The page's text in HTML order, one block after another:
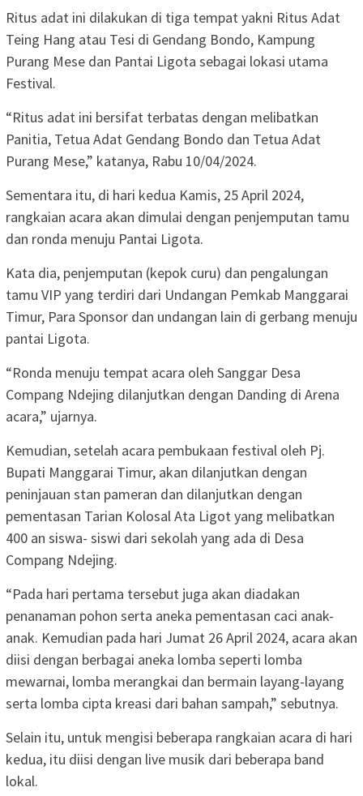
Ritus adat ini dilakukan di tiga tempat yakni Ritus Adat
Teing Hang atau Tesi di Gendang Bondo, Kampung
Purang Mese dan Pantai Ligota sebagai lokasi utama
Festival.
“Ritus adat ini bersifat terbatas dengan melibatkan
Panitia, Tetua Adat Gendang Bondo dan Tetua Adat
Purang Mese,” katanya, Rabu 10/04/2024.
Sementara itu, di hari kedua Kamis, 25 April 2024,
rangkaian acara akan dimulai dengan penjemputan tamu
dan ronda menuju Pantai Ligota.
Kata dia, penjemputan (kepok curu) dan pengalungan
tamu VIP yang terdiri dari Undangan Pemkab Manggarai
Timur, Para Sponsor dan undangan lain di gerbang menuju
pantai Ligota.
“Ronda menuju tempat acara oleh Sanggar Desa
Compang Ndejing dilanjutkan dengan Danding di Arena
acara,” ujarnya.
Kemudian, setelah acara pembukaan festival oleh Pj.
Bupati Manggarai Timur, akan dilanjutkan dengan
peninjauan stan pameran dan dilanjutkan dengan
pementasan Tarian Kolosal Ata Ligot yang melibatkan
400 an siswa- siswi dari sekolah yang ada di Desa
Compang Ndejing.
“Pada hari pertama tersebut juga akan diadakan
penanaman pohon serta aneka pementasan caci anak-
anak. Kemudian pada hari Jumat 26 April 2024, acara akan
diisi dengan berbagai aneka lomba seperti lomba
mewarnai, lomba merangkai dan bermain layang-layang
serta lomba cipta kreasi dari bahan sampah,” sebutnya.
Selain itu, untuk mengisi beberapa rangkaian acara di hari
kedua, itu diisi dengan live musik dari beberapa band
lokal.